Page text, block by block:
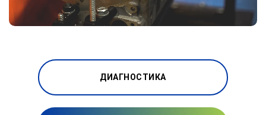
ДИАГНОСТИКА